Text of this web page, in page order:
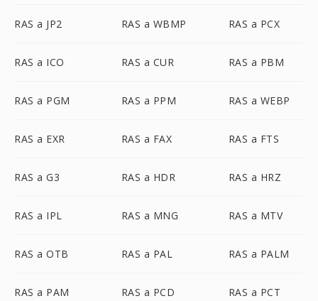
RAS a JP2 RAS a WBMP RAS a PCX
RAS a ICO RAS a CUR RAS a PBM
RAS a PGM RAS a PPM RAS a WEBP
RAS a EXR RAS a FAX RAS a FTS
RAS a G3 RAS a HDR RAS a HRZ
RAS a IPL RAS a MNG RAS a MTV
RAS a OTB RAS a PAL RAS a PALM
RAS a PAM RAS a PCD RAS a PCT